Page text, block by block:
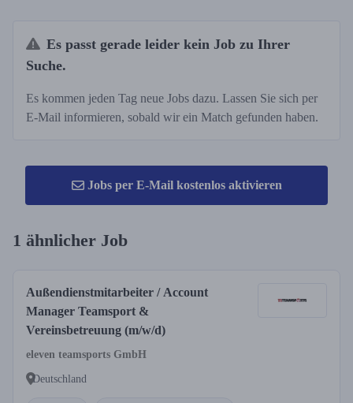
Es passt gerade leider kein Job zu Ihrer
Suche.
Es kommen jeden Tag neue Jobs dazu. Lassen Sie sich per
E-Mail informieren, sobald wir ein Match gefunden haben.
Jobs per E-Mail kostenlos aktivieren
1 ähnlicher Job
Außendienstmitarbeiter / Account
Manager Teamsport &
Vereinsbetreuung (m/w/d)
eleven teamsports GmbH
Deutschland